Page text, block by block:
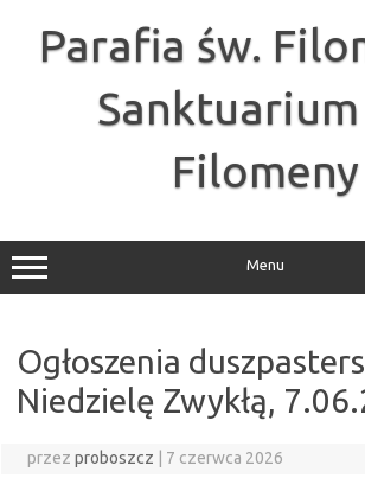
Parafia św.
Sanktuarium
Filomeny
Menu
Ogłoszenia
Niedzielę Zwykłą,
przez proboszcz 7 czerwca 2026